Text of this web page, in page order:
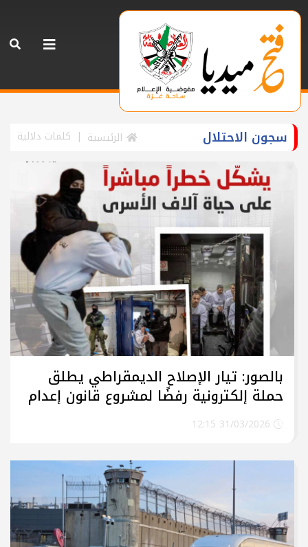
سجون الاحتلال الرئيسية كلمات دلالية
بالصور: تيار الإصلاح الديمقراطي يطلق
حملة إلكترونية رفضًا لمشروع قانون إعدام
الأسرى الفلسطينيين في سجون الاحتلال